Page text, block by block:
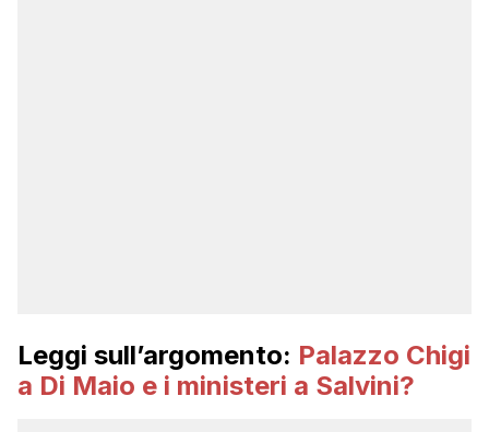
Leggi sull’argomento: Palazzo Chigi
a Di Maio e i ministeri a Salvini?